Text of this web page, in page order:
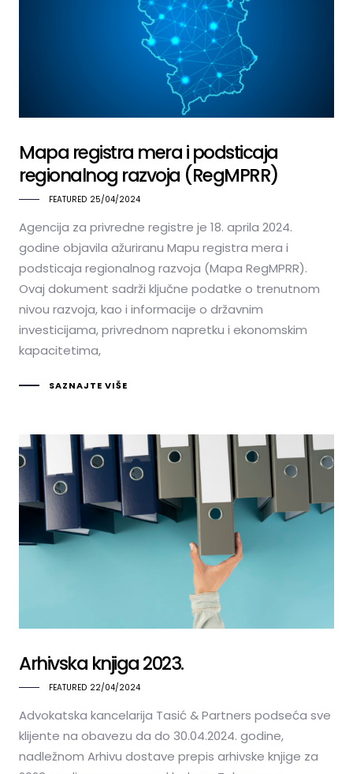
Mapa registra mera i podsticaja
regionalnog razvoja (RegMPRR)
FEATURED 25/04/2024
Agencija za privredne registre je 18. aprila 2024.
godine objavila ažuriranu Mapu registra mera i
podsticaja regionalnog razvoja (Mapa RegMPRR).
Ovaj dokument sadrži ključne podatke o trenutnom
nivou razvoja, kao i informacije o državnim
investicijama, privrednom napretku i ekonomskim
kapacitetima,
SAZNAJTE VIŠE
Arhivska knjiga 2023.
FEATURED 22/04/2024
Advokatska kancelarija Tasić & Partners podseća sve
klijente na obavezu da do 30.04.2024. godine,
nadležnom Arhivu dostave prepis arhivske knjige za